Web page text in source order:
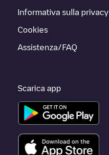
Informativa sulla privacy
Cookies
Assistenza/FAQ
Scarica app